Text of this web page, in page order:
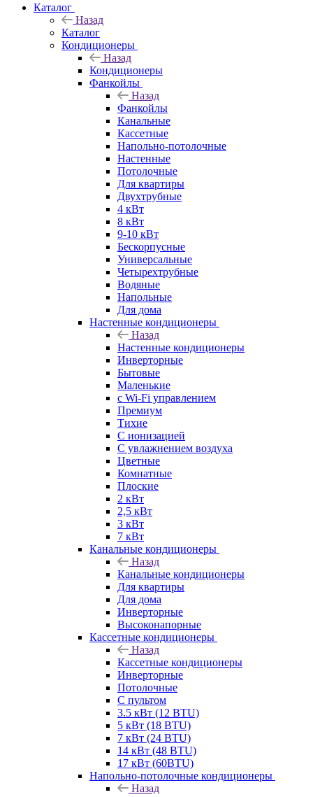
Каталог
Назад
Каталог
Кондиционеры
Назад
Кондиционеры
Фанкойлы
Назад
Фанкойлы
Канальные
Кассетные
Напольно-потолочные
Настенные
Потолочные
Для квартиры
Двухтрубные
4 кВт
8 кВт
9-10 кВт
Бескорпусные
Универсальные
Четырехтрубные
Водяные
Напольные
Для дома
Настенные кондиционеры
Назад
Настенные кондиционеры
Инверторные
Бытовые
Маленькие
с Wi-Fi управлением
Премиум
Тихие
С ионизацией
С увлажнением воздуха
Цветные
Комнатные
Плоские
2 кВт
2,5 кВт
3 кВт
7 кВт
Канальные кондиционеры
Назад
Канальные кондиционеры
Для квартиры
Для дома
Инверторные
Высоконапорные
Кассетные кондиционеры
Назад
Кассетные кондиционеры
Инверторные
Потолочные
С пультом
3.5 кВт (12 BTU)
5 кВт (18 BTU)
7 кВт (24 BTU)
14 кВт (48 BTU)
17 кВт (60BTU)
Напольно-потолочные кондиционеры
Назад